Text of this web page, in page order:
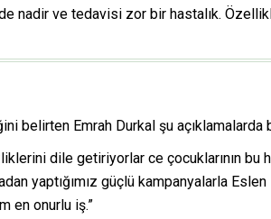
nadir ve tedavisi zor bir hastalık.
belirten Emrah Durkal şu açıklamalarda
dile getiriyorlar ce çocuklarının bu
yaptığımız güçlü kampanyalarla
en onurlu iş.”